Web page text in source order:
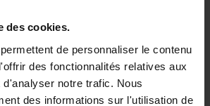
des cookies.
de personnaliser le contenu
des fonctionnalités relatives aux
notre trafic. Nous
des informations sur l'utilisation de
P=KW26X32, N=6, ACIER